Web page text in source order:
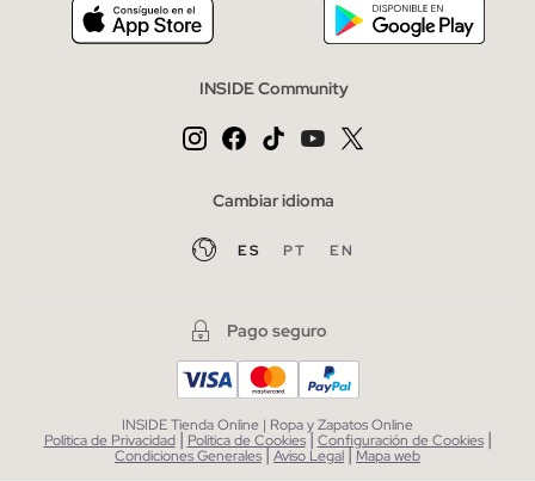
INSIDE Community
Cambiar idioma
ES PT EN
Pago seguro
INSIDE Tienda Online | Ropa y Zapatos Online
Política de Privacidad | Política de Cookies| Configuración de Cookies |
Condiciones Generales|Aviso Legal| Mapa web